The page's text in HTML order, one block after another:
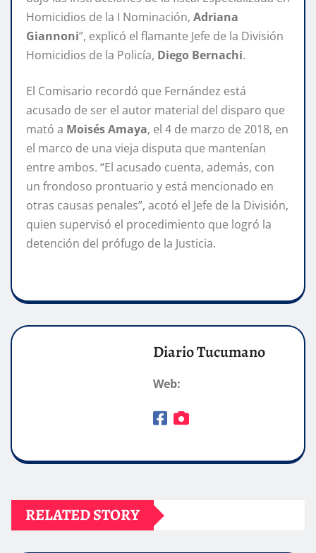
Homicidios de la I Nominación, Adriana
Giannoni”, explicó el flamante Jefe de la División
Homicidios de la Policía, Diego Bernachi.
El Comisario recordó que Fernández está
acusado de ser el autor material del disparo que
mató a Moisés Amaya, el 4 de marzo de 2018, en
el marco de una vieja disputa que mantenían
entre ambos. “El acusado cuenta, además, con
un frondoso prontuario y está mencionado en
otras causas penales”, acotó el Jefe de la División,
quien supervisó el procedimiento que logró la
detención del prófugo de la Justicia.
Diario Tucumano
Web:
RELATED STORY